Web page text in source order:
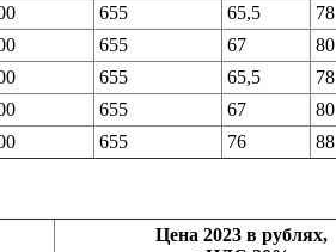
655 65,5 78
655 67 80
655 65,5 78
655 67 80
655 76 88
Цена 2023 в рублях,